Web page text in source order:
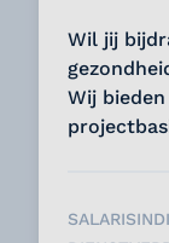
Wil jij
Wij